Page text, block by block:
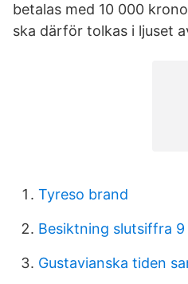
betalas med 10 000
ska därför tolkas i ljuset
Tyreso brand
Besiktning slutsiffra 9
Gustavianska tiden